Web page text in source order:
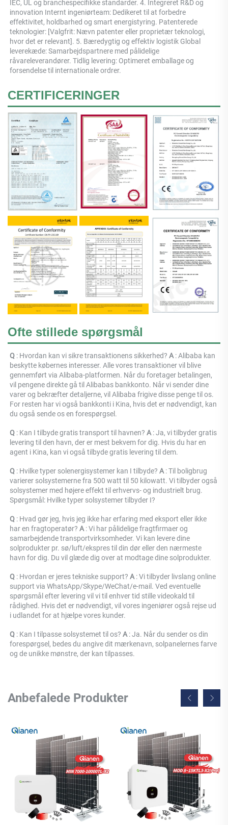
IEC, UL og branchespecifikke standarder. 4. Integreret R&D og
innovation Internt ingeniørteam: Dedikeret til at forbedre
effektivitet, holdbarhed og smart energistyring. Patenterede
teknologier: [Valgfrit: Nævn patenter eller proprietær teknologi,
hvor det er relevant]. 5. Bæredygtig og effektiv logistik Global
leverekæde: Samarbejdspartnere med pålidelige
råvareleverandører. Tidlig levering: Optimeret emballage og
forsendelse til internationale ordrer.
CERTIFICERINGER
Ofte stillede spørgsmål
Q : Hvordan kan vi sikre transaktionens sikkerhed? A : Alibaba kan
beskytte købernes interesser. Alle vores transaktioner vil blive
gennemført via Alibaba-platformen. Når du foretager betalingen,
vil pengene direkte gå til Alibabas bankkonto. Når vi sender dine
varer og bekræfter detaljerne, vil Alibaba frigive disse penge til os.
For resten har vi også bankkonti i Kina, hvis det er nødvendigt, kan
du også sende os en forespørgsel.
Q : Kan I tilbyde gratis transport til havnen? A : Ja, vi tilbyder gratis
levering til den havn, der er mest bekvem for dig. Hvis du har en
agent i Kina, kan vi også tilbyde gratis levering til dem.
Q : Hvilke typer solenergisystemer kan I tilbyde? A : Til boligbrug
varierer solsystemerne fra 500 watt til 50 kilowatt. Vi tilbyder også
solsystemer med højere effekt til erhvervs- og industrielt brug.
Spørgsmål: Hvilke typer solsystemer tilbyder I?
Q : Hvad gør jeg, hvis jeg ikke har erfaring med eksport eller ikke
har en fragtoperatør? A : Vi har pålidelige fragtfirmaer og
samarbejdende transportvirksomheder. Vi kan levere dine
solprodukter pr. sø/luft/ekspres til din dør eller den nærmeste
havn for dig. Du vil glæde dig over at modtage dine solprodukter.
Q : Hvordan er jeres tekniske support? A : Vi tilbyder livslang online
support via WhatsApp/Skype/WeChat/e-mail. Ved eventuelle
spørgsmål efter levering vil vi til enhver tid stille videokald til
rådighed. Hvis det er nødvendigt, vil vores ingeniører også rejse ud
i udlandet for at hjælpe vores kunder.
Q : Kan I tilpasse solsystemet til os? A : Ja. Når du sender os din
forespørgsel, bedes du angive dit mærkenavn, solpanelernes farve
og de unikke mønstre, der kan tilpasses.
Anbefalede Produkter